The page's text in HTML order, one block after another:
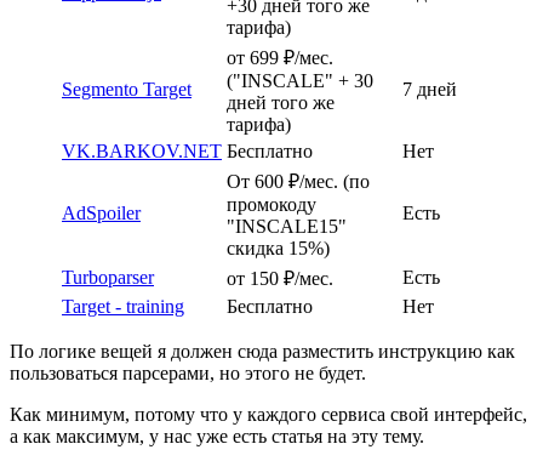
+30 дней того же
тарифа)
Segmento Target
от 699 ₽/мес.
("INSCALE" + 30
дней того же
тарифа)
7 дней
VK.BARKOV.NET Бесплатно Нет
AdSpoiler
От 600 ₽/мес. (по
промокоду
"INSCALE15"
скидка 15%)
Есть
Turboparser от 150 ₽/мес.
Есть
Target - training
Бесплатно Нет
По логике вещей я должен сюда разместить инструкцию как
пользоваться парсерами, но этого не будет.
Как минимум, потому что у каждого сервиса свой интерфейс,
а как максимум, у нас уже есть статья на эту тему.